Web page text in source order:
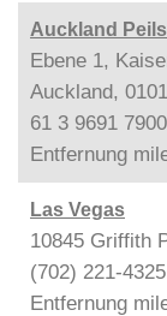
Auckland
Ebene 1,
Auckland,
61 3 9691 7900
Entfernung
Las Vegas
10845 Griffith
(702) 221-4325
Entfernung